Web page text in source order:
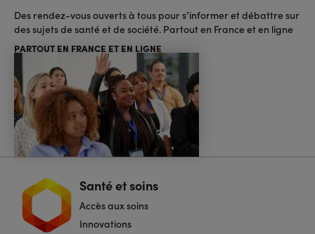
Des rendez-vous ouverts à tous pour s’informer et débattre sur
des sujets de santé et de société. Partout en France et en ligne
PARTOUT EN FRANCE ET EN LIGNE
Navigation
de
page
Santé et soins
Accès aux soins
Innovations